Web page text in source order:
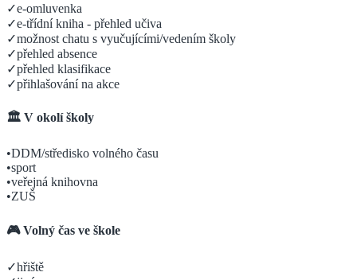
✓e-omluvenka
✓e-třídní kniha - přehled učiva
✓možnost chatu s vyučujícími/vedením školy
✓přehled absence
✓přehled klasifikace
✓přihlašování na akce
🏛️ V okolí školy
•DDM/středisko volného času
•sport
•veřejná knihovna
•ZUŠ
🎮 Volný čas ve škole
✓hřiště